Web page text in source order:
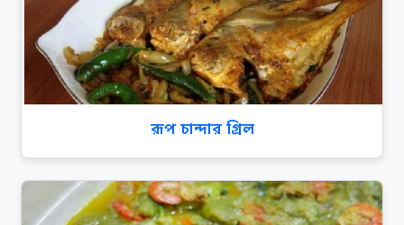
রূপ চান্দার গ্রিল